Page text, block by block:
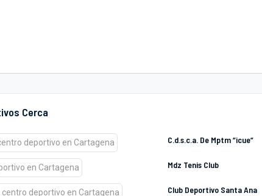
Cerca
C.d.s.c.a. De Mptm “icue“
Mdz Tenis Club
Club Deportivo Santa Ana